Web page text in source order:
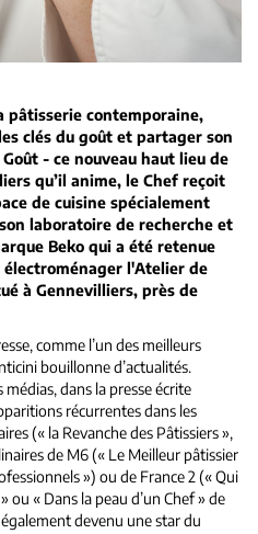
pâtisserie contemporaine,
clés du goût et partager son
- ce nouveau haut lieu de
qu’il anime, le Chef reçoit
de cuisine spécialement
laboratoire de recherche et
Beko qui a été retenue
l'Atelier de
à Gennevilliers, près de
comme l’un des meilleurs
bouillonne d’actualités.
dans la presse écrite
récurrentes dans les
(« la Revanche des Pâtissiers »,
de M6 (« Le Meilleur pâtissier
») ou de France 2 (« Qui
ou « Dans la peau d’un Chef » de
devenu une star du